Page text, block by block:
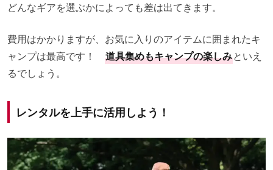
どんなギアを選ぶかによっても差は出てきます。
費用はかかりますが、お気に入りのアイテムに囲まれたキ
ャンプは最高です！ 道具集めもキャンプの楽しみといえ
るでしょう。
レンタルを上手に活用しよう！